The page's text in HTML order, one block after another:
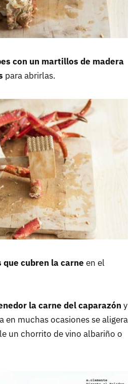
con un martillos de madera
para abrirlas.
cubren la carne en el
la carne del caparazón y
en muchas ocasiones se aligera
un chorrito de vino albariño o